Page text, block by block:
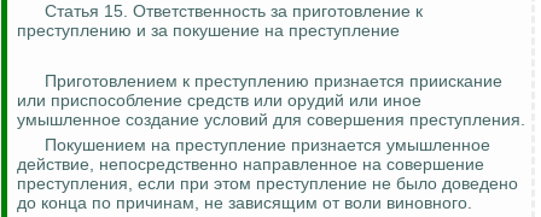
Статья 15. Ответственность за приготовление к
преступлению и за покушение на преступление
Приготовлением к преступлению признается приискание
или приспособление средств или орудий или иное
умышленное создание условий для совершения преступления.
Покушением на преступление признается умышленное
действие, непосредственно направленное на совершение
преступления, если при этом преступление не было доведено
до конца по причинам, не зависящим от воли виновного.